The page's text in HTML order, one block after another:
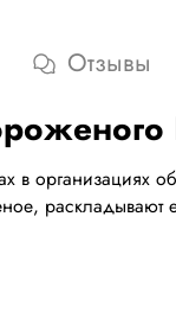
Отзывы
организациях